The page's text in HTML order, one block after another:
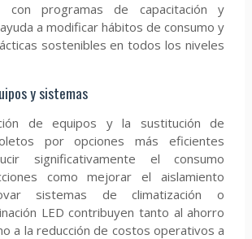
con programas de capacitación y
a modificar hábitos de consumo y
sostenibles en todos los niveles
y sistemas
de equipos y la sustitución de
por opciones más eficientes
significativamente el consumo
como mejorar el aislamiento
sistemas de climatización o
LED contribuyen tanto al ahorro
a la reducción de costos operativos a